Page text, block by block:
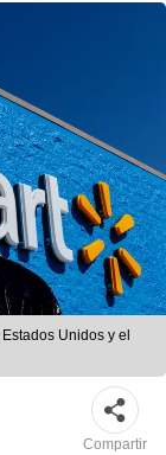
Unidos y el
Compartir